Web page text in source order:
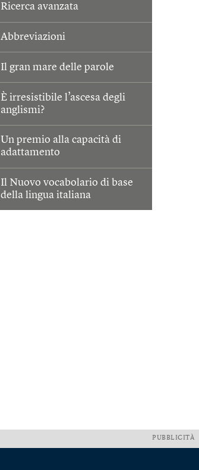
Ricerca avanzata
Abbreviazioni
Il gran mare delle parole
È irresistibile l’ascesa degli
anglismi?
Un premio alla capacità di
adattamento
Il Nuovo vocabolario di base
della lingua italiana
PUBBLICITÀ